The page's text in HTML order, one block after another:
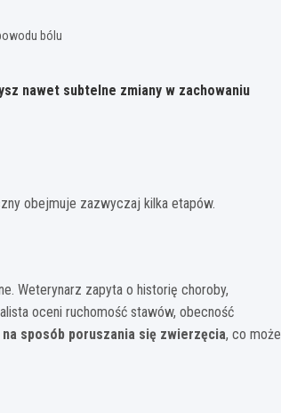
bólu
nawet subtelne zmiany w zachowaniu
obejmuje zazwyczaj kilka etapów.
Weterynarz zapyta o historię choroby,
oceni ruchomość stawów, obecność
sposób poruszania się zwierzęcia, co może